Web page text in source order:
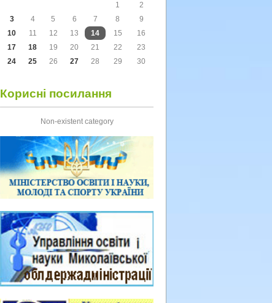
1
2
3
4 5 6 7 8
9
10
11 12 13 14 15
16
17
18 19 20 21 22
23
24
25 26 27 28 29 30
Корисні посилання
Non-existent category